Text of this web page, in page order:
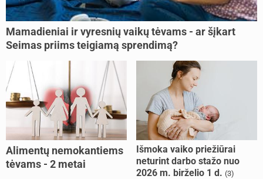
Mamadieniai ir vyresnių vaikų tėvams - ar šįkart
Seimas priims teigiamą sprendimą?
Alimentų nemokantiems
tėvams - 2 metai
Išmoka vaiko priežiūrai
neturint darbo stažo nuo
2026 m. birželio 1 d. (3)